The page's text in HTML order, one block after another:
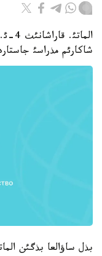
شاكارئم مذراسئ
بذل ساؤالعا بذگئن